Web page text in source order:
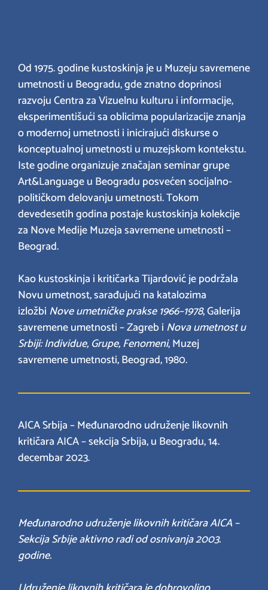
Od 1975. godine kustoskinja je u Muzeju savremene
umetnosti u Beogradu, gde znatno doprinosi
razvoju Centra za Vizuelnu kulturu i informacije,
eksperimentišući sa oblicima popularizacije znanja
o modernoj umetnosti i inicirajući diskurse o
konceptualnoj umetnosti u muzejskom kontekstu.
Iste godine organizuje značajan seminar grupe
Art&Language u Beogradu posvećen socijalno-
političkom delovanju umetnosti. Tokom
devedesetih godina postaje kustoskinja kolekcije
za Nove Medije Muzeja savremene umetnosti –
Beograd.
Kao kustoskinja i kritičarka Tijardović je podržala
Novu umetnost, sarađujući na katalozima
izložbi Nove umetničke prakse 1966–1978, Galerija
savremene umetnosti – Zagreb i Nova umetnost u
Srbiji: Individue, Grupe, Fenomeni, Muzej
savremene umetnosti, Beograd, 1980.
AICA Srbija – Međunarodno udruženje likovnih
kritičara AICA – sekcija Srbija, u Beogradu, 14.
decembar 2023.
Međunarodno udruženje likovnih kritičara AICA –
Sekcija Srbije aktivno radi od osnivanja 2003.
godine.